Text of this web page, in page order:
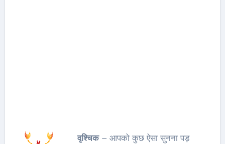
वृश्चिक– आपको कुछ ऐसा सुनना पड़